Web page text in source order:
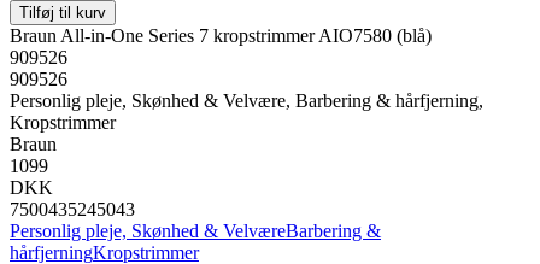
Tilføj til kurv
Braun All-in-One Series 7 kropstrimmer AIO7580 (blå)
909526
909526
Personlig pleje, Skønhed & Velvære, Barbering & hårfjerning,
Kropstrimmer
Braun
1099
DKK
7500435245043
Personlig pleje, Skønhed & VelværeBarbering &
hårfjerningKropstrimmer